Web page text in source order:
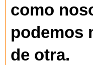
como
podemos
de otra.